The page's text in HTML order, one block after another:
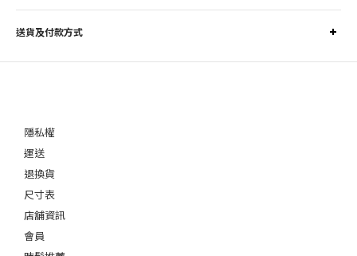
送貨及付款方式
隱私權
運送
退換貨
尺寸表
店舖資訊
會員